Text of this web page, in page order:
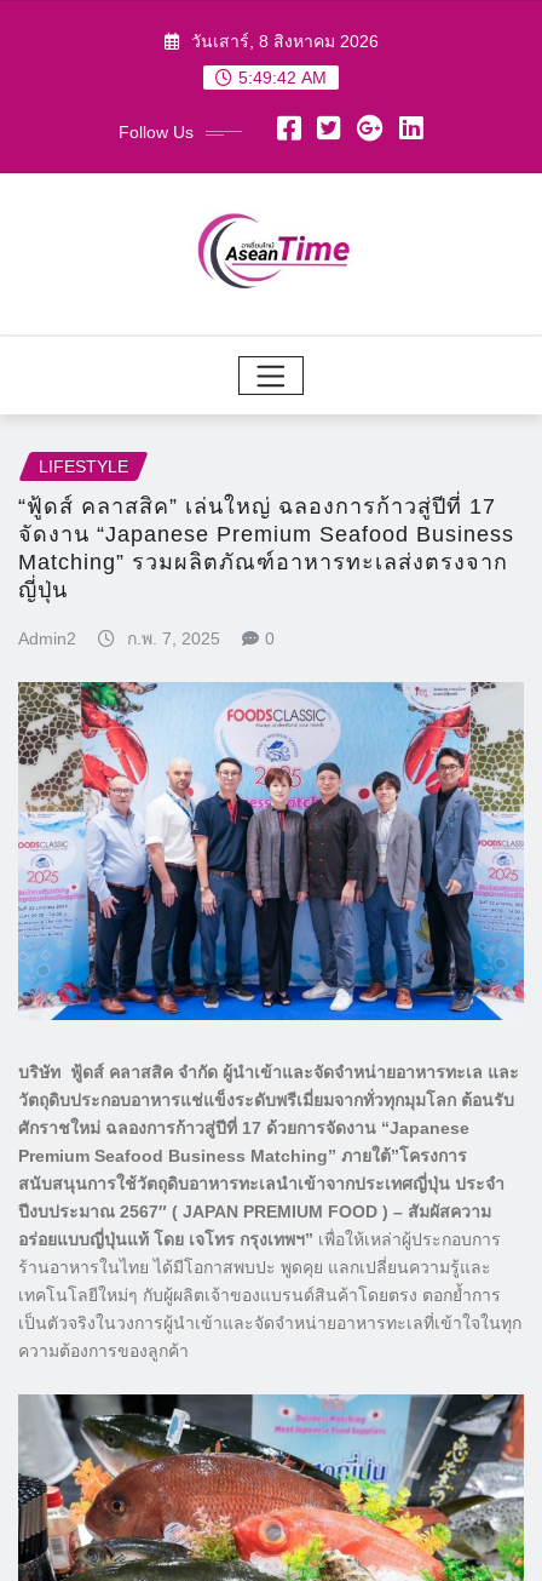
วันเสาร์, 8 สิงหาคม 2026
5:49:43 AM
Follow Us
LIFESTYLE
“ฟู้ดส์ คลาสสิค” เล่นใหญ่ ฉลองการก้าวสู่ปีที่ 17
จัดงาน “Japanese Premium Seafood Business
Matching” รวมผลิตภัณฑ์อาหารทะเลส่งตรงจาก
ญี่ปุ่น
Admin2 ก.พ. 7, 2025 0
บริษัท ฟู้ดส์ คลาสสิค จำกัด ผู้นำเข้าและจัดจำหน่ายอาหารทะเล และ
วัตถุดิบประกอบอาหารแช่แข็งระดับพรีเมี่ยมจากทั่วทุกมุมโลก ต้อนรับ
ศักราชใหม่ ฉลองการก้าวสู่ปีที่ 17 ด้วยการจัดงาน “Japanese
Premium Seafood Business Matching” ภายใต้”โครงการ
สนับสนุนการใช้วัตถุดิบอาหารทะเลนำเข้าจากประเทศญี่ปุ่น ประจำ
ปีงบประมาณ 2567″ ( JAPAN PREMIUM FOOD ) – สัมผัสความ
อร่อยแบบญี่ปุ่นแท้ โดย เจโทร กรุงเทพฯ” เพื่อให้เหล่าผู้ประกอบการ
ร้านอาหารในไทย ได้มีโอกาสพบปะ พูดคุย แลกเปลี่ยนความรู้และ
เทคโนโลยีใหม่ๆ กับผู้ผลิตเจ้าของแบรนด์สินค้าโดยตรง ตอกย้ำการ
เป็นตัวจริงในวงการผู้นำเข้าและจัดจำหน่ายอาหารทะเลที่เข้าใจในทุก
ความต้องการของลูกค้า